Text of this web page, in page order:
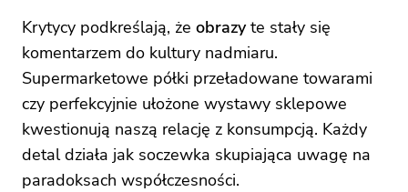
Krytycy podkreślają, że obrazyte stały się
komentarzem do kultury nadmiaru.
Supermarketowe półki przeładowane towarami
czy perfekcyjnie ułożone wystawy sklepowe
kwestionują naszą relację z konsumpcją. Każdy
detal działa jak soczewka skupiająca uwagę na
paradoksach współczesności.